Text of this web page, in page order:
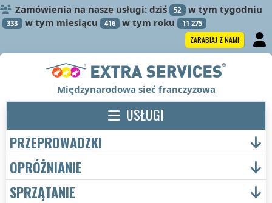
Zamówienia na nasze usługi: dziś 52 w tym tygodniu
333 w tym miesiącu 416 w tym roku 11 275
ZARABIAJ Z NAMI
Międzynarodowa sieć franczyzowa
USŁUGI
PRZEPROWADZKI
OPRÓŻNIANIE
SPRZĄTANIE